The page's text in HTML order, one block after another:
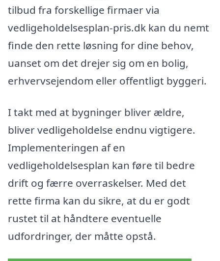
tilbud fra forskellige firmaer via
vedligeholdelsesplan-pris.dk kan du nemt
finde den rette løsning for dine behov,
uanset om det drejer sig om en bolig,
erhvervsejendom eller offentligt byggeri.
I takt med at bygninger bliver ældre,
bliver vedligeholdelse endnu vigtigere.
Implementeringen af en
vedligeholdelsesplan kan føre til bedre
drift og færre overraskelser. Med det
rette firma kan du sikre, at du er godt
rustet til at håndtere eventuelle
udfordringer, der måtte opstå.